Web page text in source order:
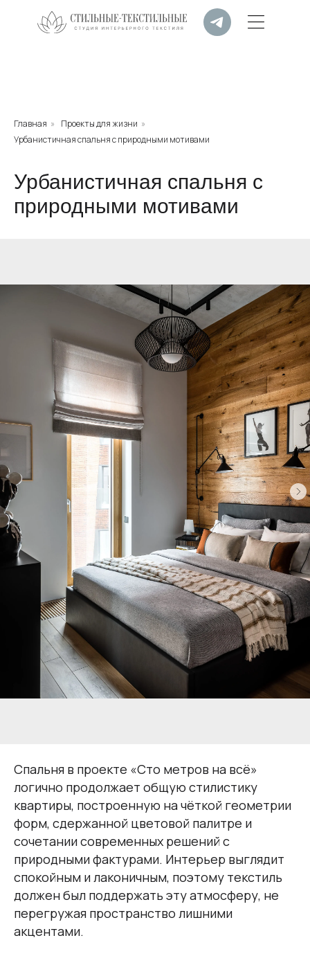
Главная » Проекты для жизни »
Урбанистичная спальня с природными мотивами
Урбанистичная спальня с
природными мотивами
Спальня в проекте «Сто метров на всё»
логично продолжает общую стилистику
квартиры, построенную на чёткой геометрии
форм, сдержанной цветовой палитре и
сочетании современных решений с
природными фактурами. Интерьер выглядит
спокойным и лаконичным, поэтому текстиль
должен был поддержать эту атмосферу, не
перегружая пространство лишними
акцентами.